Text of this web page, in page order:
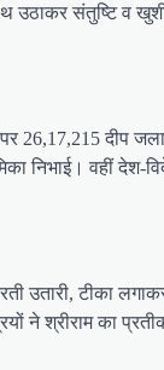
उठाकर संतुष्टि व
26,17,215 दीप
निभाई। वहीं
उतारी, टीका
ने श्रीराम का